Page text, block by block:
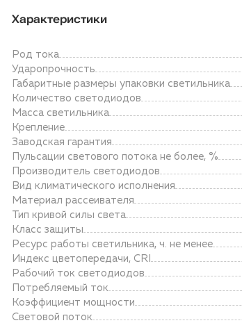
Характеристики
Род тока
Ударопрочность
Габаритные размеры упаковки светильника
Количество светодиодов
Масса светильника
Крепление
Заводская гарантия
Пульсации светового потока не более, %
Производитель светодиодов
Вид климатического исполнения
Материал рассеивателя
Тип кривой силы света
Класс защиты
Ресурс работы светильника, ч. не менее
Индекс цветопередачи, CRI
Рабочий ток светодиодов
Потребляемый ток
Коэффициент мощности
Световой поток